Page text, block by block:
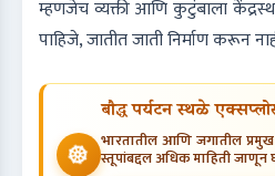
म्हणजेच व्यक्ती आणि कुटुंबाला
पाहिजे, जातीत जाती निर्माण करून
बौद्ध पर्यटन स्थळे
भारतातील आणि जगातील
स्तूपांबद्दल अधिक माहिती जाणून